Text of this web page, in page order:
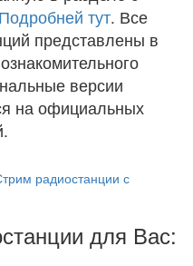
Подробней тут. Все
представлены в
версии
на официальных
радиостанции с
для Вас: